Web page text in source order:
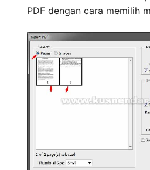
PDF dengan cara memilih